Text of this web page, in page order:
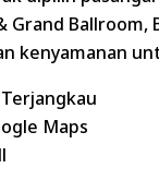
Grand
kenyamanan
Maps